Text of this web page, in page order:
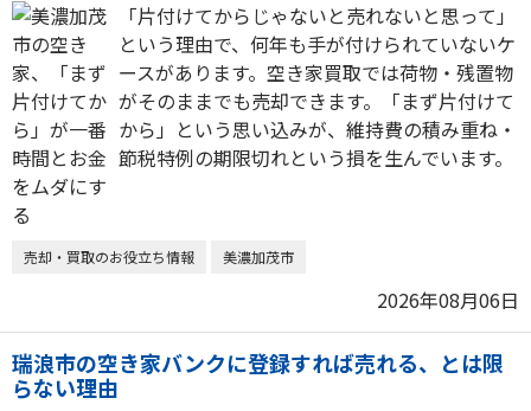
「片付けてからじゃないと売れないと思って」
という理由で、何年も手が付けられていないケ
ースがあります。空き家買取では荷物・残置物
がそのままでも売却できます。「まず片付けて
から」という思い込みが、維持費の積み重ね・
節税特例の期限切れという損を生んでいます。
売却・買取のお役立ち情報 美濃加茂市
2026年08月06日
瑞浪市の空き家バンクに登録すれば売れる、とは限
らない理由